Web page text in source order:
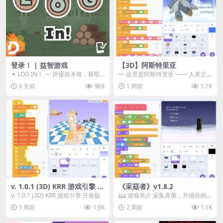
登录！ | 益智游戏
✦ LOG IN！ — 拼接原木堆，获取
分数！ ᑕ☲◎ ᑕ☲◎ ᑕ☲◎ ᑕ☲◎ ...
6 天前 969
【3D】阿斯特里亚
ー 这里是阿斯特里亚 —— 人类之
罪与未来希望交汇之地 📖 游戏简
介 《阿斯特里...
1 周前 1.1K
v. 1.0.1 (3D) KRR 游戏引擎 开
发版
v. 1.0.1 (3D) KRR 游戏引擎 开发版
1 周前
1.9K
《采菇者》v1.8.2
📖 游戏简介 采集真菌，升级你的
机体，并前往未知领域探索。 这是
一款静谧的探索冒...
2 周前 1.1K